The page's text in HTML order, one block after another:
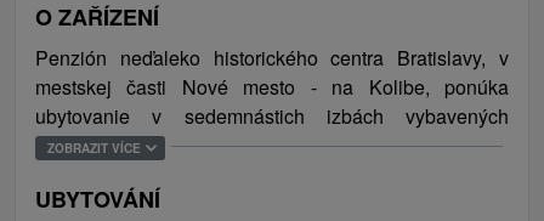
O ZAŘÍZENÍ
Penzión neďaleko historického centra Bratislavy, v
mestskej časti Nové mesto - na Kolibe, ponúka
ubytovanie v sedemnástich izbách vybavených
TV/SAT a vlastným sociálnym zariadením. Maximálny
nachádza skoro v každej izbe. K dispozícii je recepcia,
ZOBRAZIT VÍCE
UBYTOVÁNÍ